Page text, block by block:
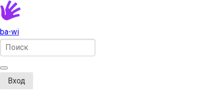
ba-wi
Вход